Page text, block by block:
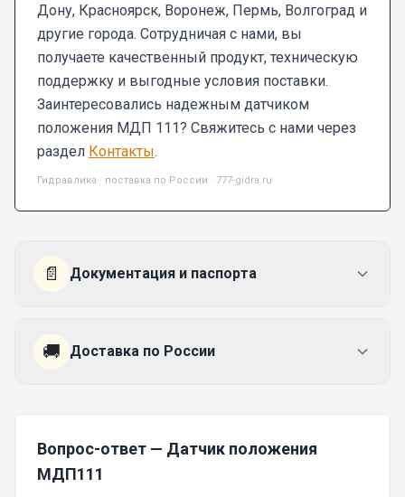
Дону, Красноярск, Воронеж, Пермь, Волгоград и
другие города. Сотрудничая с нами, вы
получаете качественный продукт, техническую
поддержку и выгодные условия поставки.
Заинтересовались надежным датчиком
положения МДП 111? Свяжитесь с нами через
раздел Контакты.
Гидравлика · поставка по России · 777-gidra.ru
📄 Документация и паспорта
🚚 Доставка по России
Вопрос-ответ — Датчик положения
МДП111